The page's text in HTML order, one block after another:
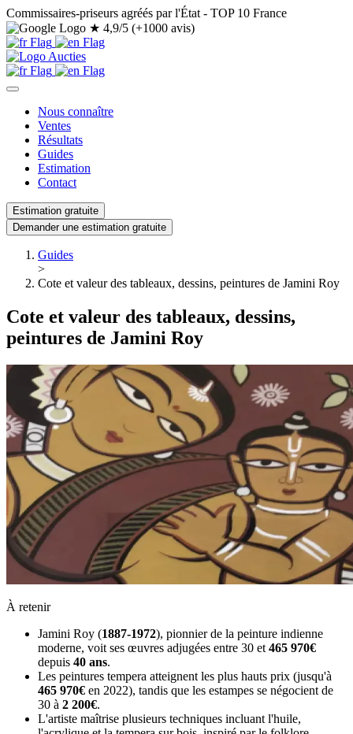
Commissaires-priseurs agréés par l'État - TOP 10 France
★ 4,9/5 (+1000 avis)
Nous connaître
Ventes
Résultats
Guides
Estimation
Contact
Estimation gratuite
Demander une estimation gratuite
Guides
>
Cote et valeur des tableaux, dessins, peintures de Jamini Roy
Cote et valeur des tableaux, dessins,
peintures de Jamini Roy
À retenir
Jamini Roy (1887-1972), pionnier de la peinture indienne
moderne, voit ses œuvres adjugées entre 30 et 465 970€
depuis 40 ans.
Les peintures tempera atteignent les plus hauts prix (jusqu'à
465 970€ en 2022), tandis que les estampes se négocient de
30 à 2 200€.
L'artiste maîtrise plusieurs techniques incluant l'huile,